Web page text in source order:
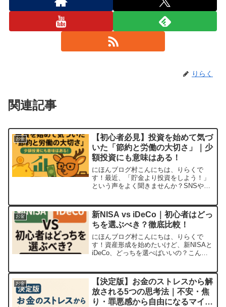
りらく
関連記事
お金
【初心者必見】投資を始めて気づ
いた「節約と労働の大切さ」｜少
額投資にも意味はある！
にほんブログ村こんにちは、りらくで
す！最近、「貯金より投資をしよう！」
という声をよく聞きませんか？SNSや
す。でも、やってみてすぐに気づくこと
があります。投資っ...
お金
新NISA vs iDeCo｜初心者はどっ
ちを選ぶべき？徹底比較！
にほんブログ村こんにちは、りらくで
す！資産形成を始めたいけど、新NISAと
iDeCo、どっちを選べばいいの？こんな
があるという共通点はあるものの、それ
ぞれ仕組み・目的...
お金
【決定版】お金のストレスから解
放される5つの思考法｜不安・焦
り・罪悪感から自由になるマイン